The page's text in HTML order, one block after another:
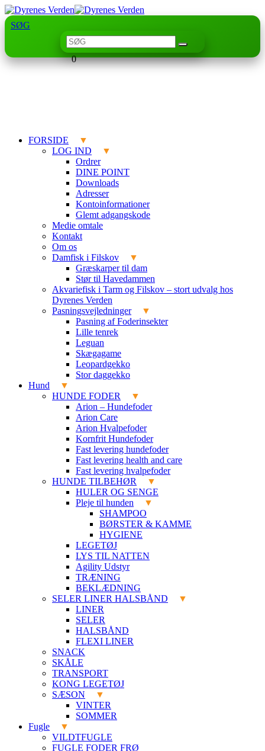
SØG
0
FORSIDE
LOG IND
Ordrer
DINE POINT
Downloads
Adresser
Kontoinformationer
Glemt adgangskode
Medie omtale
Kontakt
Om os
Damfisk i Filskov
Græskarper til dam
Stør til Havedammen
Akvariefisk i Tarm og Filskov – stort udvalg hos
Dyrenes Verden
Pasningsvejledninger
Pasning af Foderinsekter
Lille tenrek
Leguan
Skægagame
Leopardgekko
Stor daggekko
Hund
HUNDE FODER
Arion – Hundefoder
Arion Care
Arion Hvalpefoder
Kornfrit Hundefoder
Fast levering hundefoder
Fast levering health and care
Fast levering hvalpefoder
HUNDE TILBEHØR
HULER OG SENGE
Pleje til hunden
SHAMPOO
BØRSTER & KAMME
HYGIENE
LEGETØJ
LYS TIL NATTEN
Agility Udstyr
TRÆNING
BEKLÆDNING
SELER LINER HALSBÅND
LINER
SELER
HALSBÅND
FLEXI LINER
SNACK
SKÅLE
TRANSPORT
KONG LEGETØJ
SÆSON
VINTER
SOMMER
Fugle
VILDTFUGLE
FUGLE FODER FRØ